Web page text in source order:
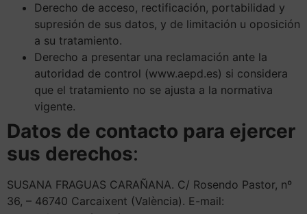
Derecho de acceso, rectificación, portabilidad y
supresión de sus datos, y de limitación u oposición
a su tratamiento.
Derecho a presentar una reclamación ante la
autoridad de control (www.aepd.es) si considera
que el tratamiento no se ajusta a la normativa
vigente.
Datos de contacto para ejercer
sus derechos:
SUSANA FRAGUAS CARAÑANA. C/ Rosendo Pastor, nº
36, – 46740 Carcaixent (València). E-mail: